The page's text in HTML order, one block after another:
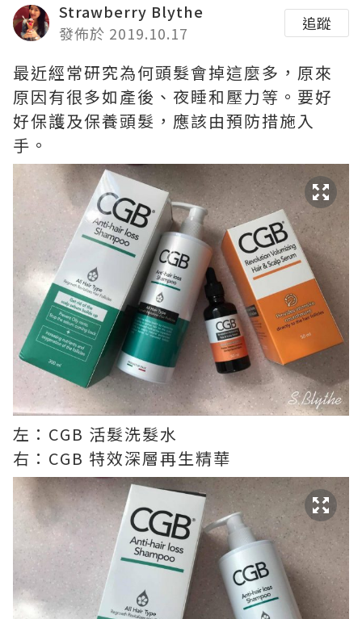
Strawberry Blythe
發佈於 2019.10.17
追蹤
最近經常研究為何頭髮會掉這麼多，原來
原因有很多如產後、夜睡和壓力等。要好
好保護及保養頭髮，應該由預防措施入
手。
左：CGB 活髮洗髮水
右：CGB 特效深層再生精華